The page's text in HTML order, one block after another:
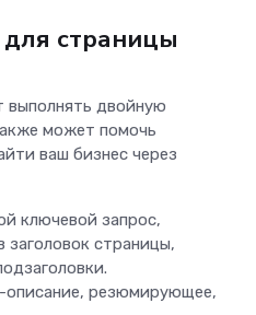
для страницы
выполнять двойную
может помочь
ваш бизнес через
ключевой запрос,
заголовок страницы,
описание, резюмирующее,